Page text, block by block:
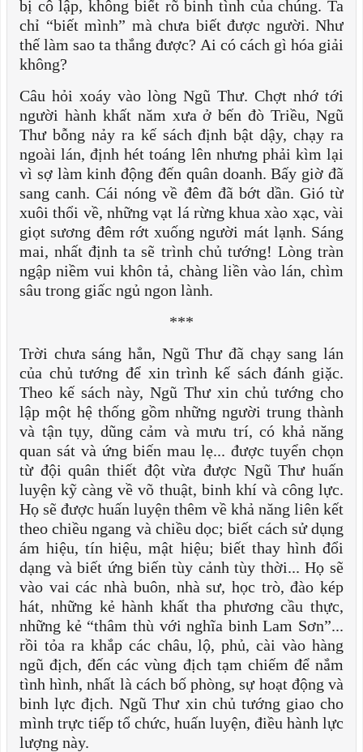
bị cô lập, không biết rõ binh tình của chúng. Ta
chỉ “biết mình” mà chưa biết được người. Như
thế làm sao ta thắng được? Ai có cách gì hóa giải
không?
Câu hỏi xoáy vào lòng Ngũ Thư. Chợt nhớ tới
người hành khất năm xưa ở bến đò Triều, Ngũ
Thư bỗng nảy ra kế sách định bật dậy, chạy ra
ngoài lán, định hét toáng lên nhưng phải kìm lại
vì sợ làm kinh động đến quân doanh. Bấy giờ đã
sang canh. Cái nóng về đêm đã bớt dần. Gió từ
xuôi thổi về, những vạt lá rừng khua xào xạc, vài
giọt sương đêm rớt xuống người mát lạnh. Sáng
mai, nhất định ta sẽ trình chủ tướng! Lòng tràn
ngập niềm vui khôn tả, chàng liền vào lán, chìm
sâu trong giấc ngủ ngon lành.
***
Trời chưa sáng hẳn, Ngũ Thư đã chạy sang lán
của chủ tướng để xin trình kế sách đánh giặc.
Theo kế sách này, Ngũ Thư xin chủ tướng cho
lập một hệ thống gồm những người trung thành
và tận tụy, dũng cảm và mưu trí, có khả năng
quan sát và ứng biến mau lẹ... được tuyển chọn
từ đội quân thiết đột vừa được Ngũ Thư huấn
luyện kỹ càng về võ thuật, binh khí và công lực.
Họ sẽ được huấn luyện thêm về khả năng liên kết
theo chiều ngang và chiều dọc; biết cách sử dụng
ám hiệu, tín hiệu, mật hiệu; biết thay hình đổi
dạng và biết ứng biến tùy cảnh tùy thời... Họ sẽ
vào vai các nhà buôn, nhà sư, học trò, đào kép
hát, những kẻ hành khất tha phương cầu thực,
những kẻ “thâm thù với nghĩa binh Lam Sơn”...
rồi tỏa ra khắp các châu, lộ, phủ, cài vào hàng
ngũ địch, đến các vùng địch tạm chiếm để nắm
tình hình, nhất là cách bố phòng, sự hoạt động và
binh lực địch. Ngũ Thư xin chủ tướng giao cho
mình trực tiếp tổ chức, huấn luyện, điều hành lực
lượng này.